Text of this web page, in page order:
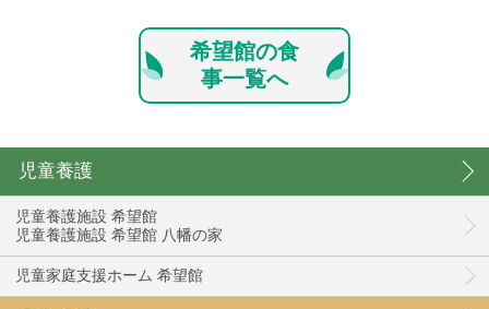
希望館の食
事一覧へ
児童養護
児童養護施設 希望館
児童養護施設 希望館 八幡の家
児童家庭支援ホーム 希望館